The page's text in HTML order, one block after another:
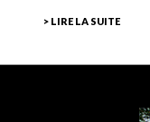
> LIRE LA SUITE